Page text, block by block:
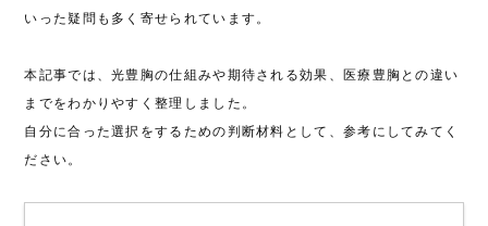
いった疑問も多く寄せられています。
本記事では、光豊胸の仕組みや期待される効果、医療豊胸との違い
までをわかりやすく整理しました。
自分に合った選択をするための判断材料として、参考にしてみてく
ださい。